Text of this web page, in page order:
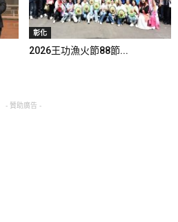
彰化
2026王功漁火節88節...
- 贊助廣告 -